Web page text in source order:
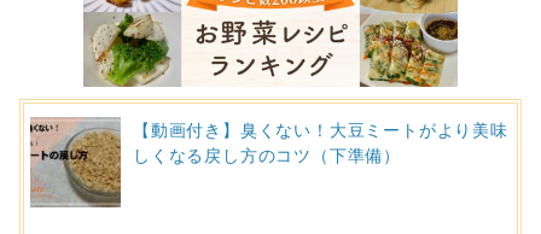
【動画付き】臭くない！大豆ミートがより美味
しくなる戻し方のコツ（下準備）